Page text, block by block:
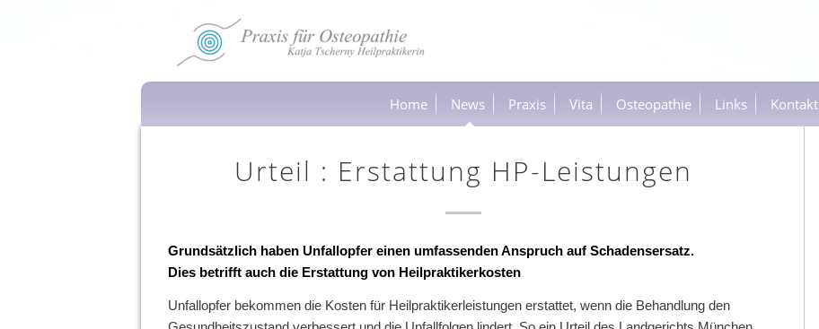
Home News Praxis Vita Osteopathie Links Kontakt
Urteil : Erstattung HP-Leistungen
Grundsätzlich haben Unfallopfer einen umfassenden Anspruch auf Schadensersatz.
Dies betrifft auch die Erstattung von Heilpraktikerkosten
Unfallopfer bekommen die Kosten für Heilpraktikerleistungen erstattet, wenn die Behandlung den